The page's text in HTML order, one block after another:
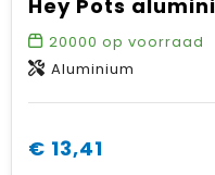
Hey Pots
20000 op voorraad
Aluminium
€ 13,41